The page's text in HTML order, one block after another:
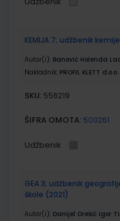
KEMIJA 7; udžbenik
Autor(i): Banović Holenda
Nakladnik: PROFIL KLETT d.o.o.
SKU: 556219
ŠIFRA OMOTA: 500261
Udžbenik
GEA 3; udžbenik
škole (2021)
Autor(i): Danijel Orešić Igor